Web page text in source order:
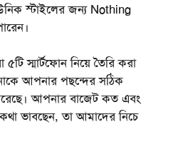
স্টাইলের জন্য Nothing
৫টি স্মার্টফোননিয়ে তৈরি করা
আপনার পছন্দের সঠিক
আপনার বাজেট কত এবং
ভাবছেন, তা আমাদের নিচে